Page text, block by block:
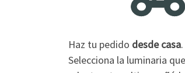
Haz tu pedido desde casa.
Selecciona la luminaria